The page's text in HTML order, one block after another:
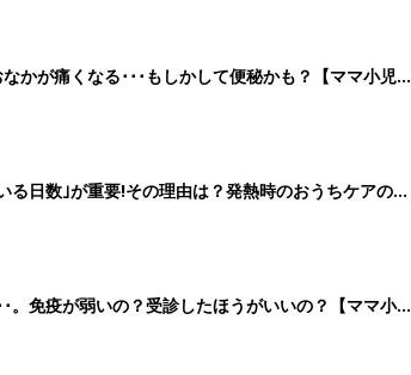
かが痛くなる･･･もしかして便秘かも？【ママ小児科
る日数｣が重要!その理由は？発熱時のおうちケアのポ
。免疫が弱いの？受診したほうがいいの？【ママ小児